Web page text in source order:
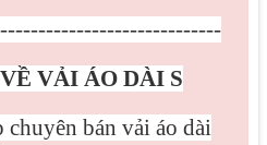
VẢI ÁO DÀI S
bán vải áo dài